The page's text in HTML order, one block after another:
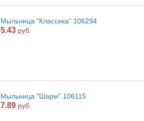
Мыльница "Классика" 106294
5.43 руб.
Мыльница "Шарм" 106115
7.89 руб.